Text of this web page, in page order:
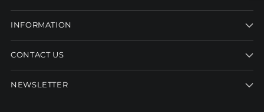
INFORMATION
CONTACT US
NEWSLETTER